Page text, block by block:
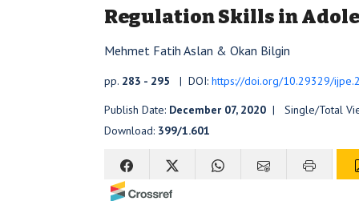
Regulation Skills in
Mehmet Fatih Aslan & Okan Bilgin
pp. 283 - 295 | DOI: https://doi.org/10.29329/
Publish Date: December 07, 2020 | Single/Total
Download: 399/1.601